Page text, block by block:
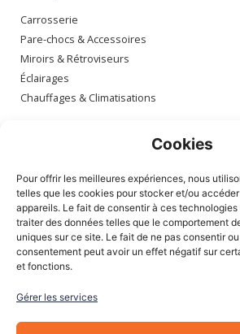
Cookies
Pour offrir les meilleures expériences, nous
telles que les cookies pour stocker et/ou
appareils. Le fait de consentir à ces
traiter des données telles que le comportement
uniques sur ce site. Le fait de ne pas consentir
consentement peut avoir un effet négatif sur
et fonctions.
Gérer les services
Carrosserie
Pare-chocs & Accessoires
Miroirs & Rétroviseurs
Éclairages
Chauffages & Climatisations
Mon compte
Mes commandes
Mes adresses
Mon panier
Informations
À Propos de nous
Blog